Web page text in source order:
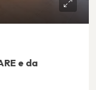
e da